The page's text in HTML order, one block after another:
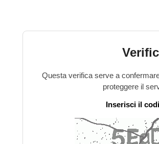
Questa verifica serve a
proteggere il
Inserisci il